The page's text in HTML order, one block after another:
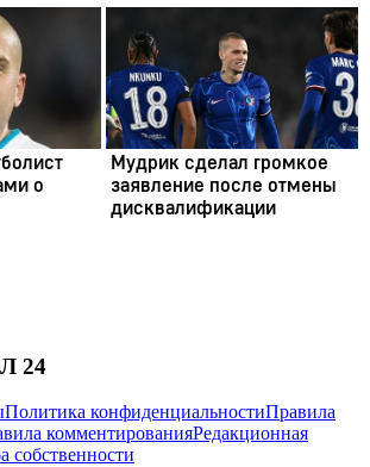
24
Политика конфиденциальностиПравила
комментированияРедакционная
собственности